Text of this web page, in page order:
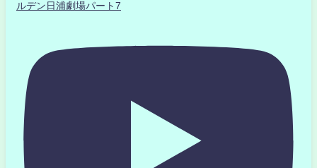
ルデン日浦劇場パート7